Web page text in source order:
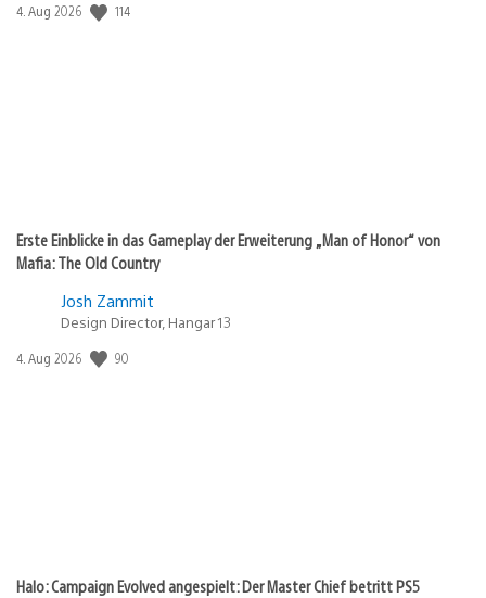
Veröffentlichungsdatum:
4. Aug 2026 114
Erste Einblicke in das Gameplay der Erweiterung „Man of Honor“ von
Mafia: The Old Country
Josh Zammit
Design Director, Hangar 13
Veröffentlichungsdatum:
4. Aug 2026 90
Halo: Campaign Evolved angespielt: Der Master Chief betritt PS5